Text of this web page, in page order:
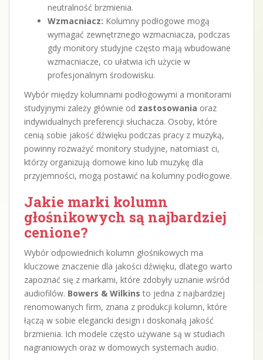
neutralność brzmienia.
Wzmacniacz: Kolumny podłogowe mogą
wymagać zewnętrznego wzmacniacza, podczas
gdy monitory studyjne często mają wbudowane
wzmacniacze, co ułatwia ich użycie w
profesjonalnym środowisku.
Wybór między kolumnami podłogowymi a monitorami
studyjnymi zależy głównie od zastosowania oraz
indywidualnych preferencji słuchacza. Osoby, które
cenią sobie jakość dźwięku podczas pracy z muzyką,
powinny rozważyć monitory studyjne, natomiast ci,
którzy organizują domowe kino lub muzykę dla
przyjemności, mogą postawić na kolumny podłogowe.
Jakie marki kolumn
głośnikowych są najbardziej
cenione?
Wybór odpowiednich kolumn głośnikowych ma
kluczowe znaczenie dla jakości dźwięku, dlatego warto
zapoznać się z markami, które zdobyły uznanie wśród
audiofilów. Bowers & Wilkins to jedna z najbardziej
renomowanych firm, znana z produkcji kolumn, które
łączą w sobie elegancki design i doskonałą jakość
brzmienia. Ich modele często używane są w studiach
nagraniowych oraz w domowych systemach audio.